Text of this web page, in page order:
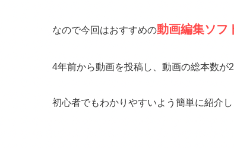
なので今回はおすすめの動画編集ソフ
4年前から動画を投稿し、動画の総本数が
初心者でもわかりやすいよう簡単に紹介し